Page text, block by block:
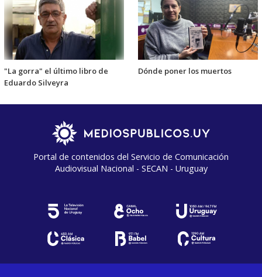
"La gorra" el último libro de
Eduardo Silveyra
Dónde poner los muertos
Portal de contenidos del Servicio de Comunicación
Audiovisual Nacional - SECAN - Uruguay